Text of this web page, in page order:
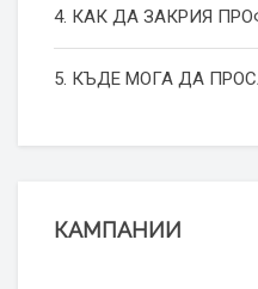
4. КАК ДА ЗАКРИЯ
5. КЪДЕ МОГА ДА
КАМПАНИИ